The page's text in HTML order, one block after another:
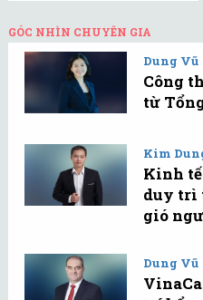
GÓC NHÌN CHUYÊN GIA
Dung Vũ
Công
từ
Kim
Kinh
duy trì
gió
Dung Vũ